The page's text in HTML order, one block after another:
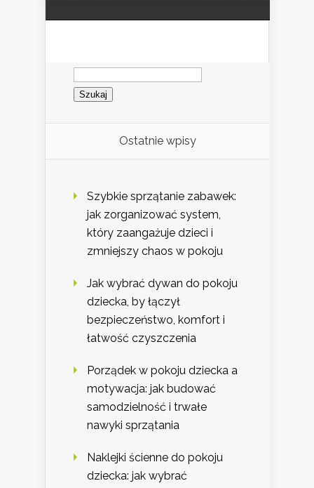
Szukaj:
Ostatnie wpisy
Szybkie sprzątanie zabawek:
jak zorganizować system,
który zaangażuje dzieci i
zmniejszy chaos w pokoju
Jak wybrać dywan do pokoju
dziecka, by łączył
bezpieczeństwo, komfort i
łatwość czyszczenia
Porządek w pokoju dziecka a
motywacja: jak budować
samodzielność i trwałe
nawyki sprzątania
Naklejki ścienne do pokoju
dziecka: jak wybrać